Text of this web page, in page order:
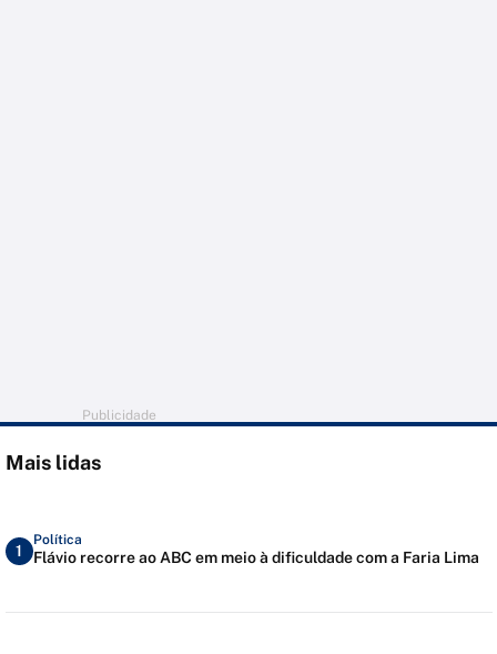
Publicidade
Mais lidas
1
Política
Flávio recorre ao ABC em meio à dificuldade com a Faria Lima